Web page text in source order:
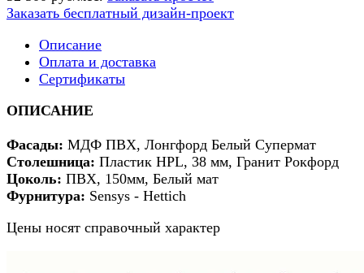
Заказать бесплатный дизайн-проект
Описание
Оплата и доставка
Сертификаты
ОПИСАНИЕ
Фасады: МДФ ПВХ, Лонгфорд Белый Супермат
Столешница: Пластик HPL, 38 мм, Гранит Рокфорд
Цоколь: ПВХ, 150мм, Белый мат
Фурнитура: Sensys - Hettich
Цены носят справочный характер